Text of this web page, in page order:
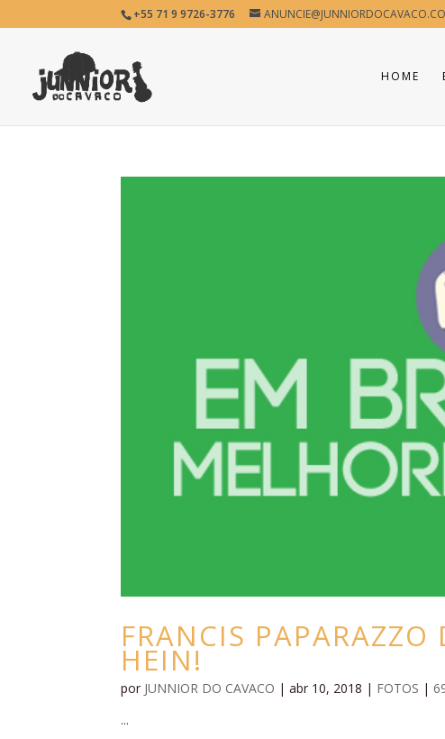
+55 71 9 9726-3776
HOME
FRANCIS
HEIN!
por JUNNIOR DO CAVACO |abr 10, 2018 | FOTOS |
...